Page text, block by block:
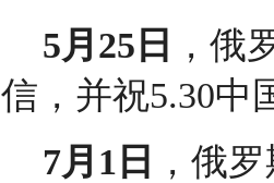
5月25日
，俄
信，并祝5.30中
7月1日
，俄